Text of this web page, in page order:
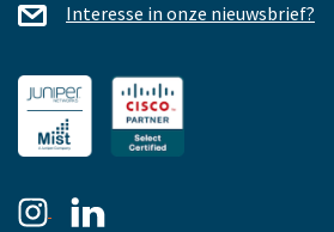
Interesse in onze nieuwsbrief?